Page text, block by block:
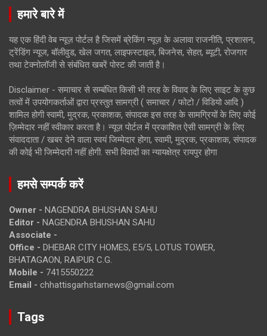
हमारे बारे में
यह एक हिंदी वेब न्यूज़ पोर्टल है जिसमें ब्रेकिंग न्यूज़ के अलावा राजनीति, प्रशासन,
ट्रेंडिंग न्यूज, बॉलीवुड, खेल जगत, लाइफस्टाइल, बिजनेस, सेहत, ब्यूटी, रोजगार
तथा टेक्नोलॉजी से संबंधित खबरें पोस्ट की जाती है।
Disclaimer - समाचार से सम्बंधित किसी भी तरह के विवाद के लिए साइट के कुछ
तत्वों में उपयोगकर्ताओं द्वारा प्रस्तुत सामग्री ( समाचार / फोटो / विडियो आदि )
शामिल होगी स्वामी, मुद्रक, प्रकाशक, संपादक इस तरह के सामग्रियों के लिए कोई
ज़िम्मेदार नहीं स्वीकार करता है। न्यूज़ पोर्टल में प्रकाशित ऐसी सामग्री के लिए
संवाददाता / खबर देने वाला स्वयं जिम्मेदार होगा, स्वामी, मुद्रक, प्रकाशक, संपादक
की कोई भी जिम्मेदारी नहीं होगी. सभी विवादों का न्यायक्षेत्र रायपुर होगा
हमसे सम्पर्क करें
Owner - NAGENDRA BHUSHAN SAHU
Editor - NAGENDRA BHUSHAN SAHU
Associate -
Office - DHEBAR CITY HOMES, E5/5, LOTUS TOWER,
BHATAGAON, RAIPUR C.G.
Mobile - 7415550222
Email - chhattisgarhstarnews@gmail.com
Tags